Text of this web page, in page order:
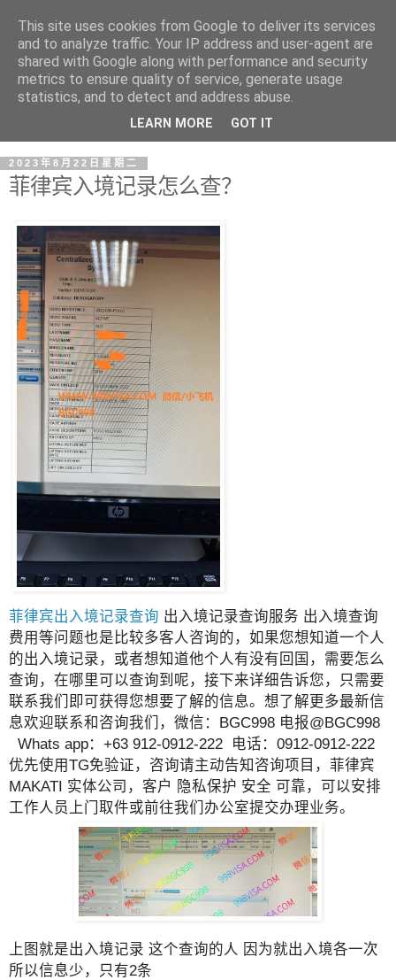
2023年8月22日星期二
菲律宾入境记录怎么查？
菲律宾出入境记录查询 出入境记录查询服务 出入境查询
费用等问题也是比较多客人咨询的，如果您想知道一个人
的出入境记录，或者想知道他个人有没有回国，需要怎么
查询，在哪里可以查询到呢，接下来详细告诉您，只需要
联系我们即可获得您想要了解的信息。想了解更多最新信
息欢迎联系和咨询我们，微信：BGC998 电报@BGC998
Whats app：+63 912-0912-222 电话：0912-0912-222
优先使用TG免验证，咨询请主动告知咨询项目，菲律宾
MAKATI 实体公司，客户 隐私保护 安全 可靠，可以安排
工作人员上门取件或前往我们办公室提交办理业务。
上图就是出入境记录 这个查询的人 因为就出入境各一次
所以信息少，只有2条
This site uses cookies from Google to deliver its services
and to analyze traffic. Your IP address and user-agent are
shared with Google along with performance and security
metrics to ensure quality of service, generate usage
statistics, and to detect and address abuse.
LEARN MORE GOT IT